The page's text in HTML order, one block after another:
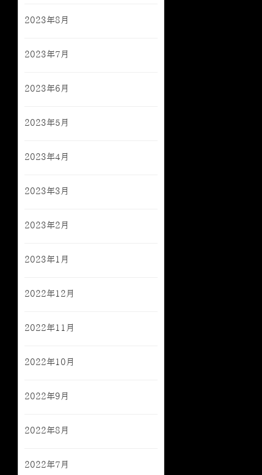
2023年8月
2023年7月
2023年6月
2023年5月
2023年4月
2023年3月
2023年2月
2023年1月
2022年12月
2022年11月
2022年10月
2022年9月
2022年8月
2022年7月